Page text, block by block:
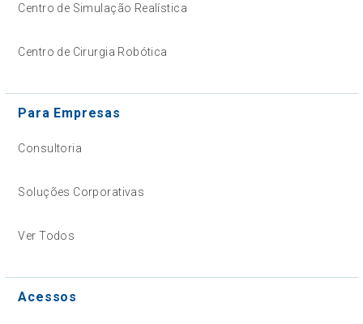
Centro de Simulação Realística
Centro de Cirurgia Robótica
Para Empresas
Consultoria
Soluções Corporativas
Ver Todos
Acessos